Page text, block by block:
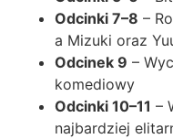
Odcinki 7–8 –
a Mizuki oraz
Odcinek 9 –
komediowy
Odcinki 10–11 –
najbardziej